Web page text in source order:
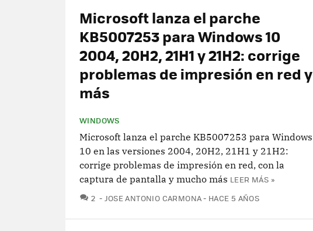
Microsoft lanza el parche
KB5007253 para Windows 10
2004, 20H2, 21H1 y 21H2: corrige
problemas de impresión en red y
más
WINDOWS
Microsoft lanza el parche KB5007253 para Windows
10 en las versiones 2004, 20H2, 21H1 y 21H2:
corrige problemas de impresión en red, con la
captura de pantalla y mucho más LEER MÁS »
2 COMENTARIOS
JOSE ANTONIO CARMONA HACE 5 AÑOS